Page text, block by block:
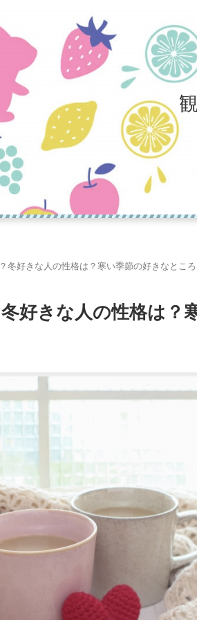
冬好きな人の性格は？寒い季節の好きなところ
好きな人の性格は？